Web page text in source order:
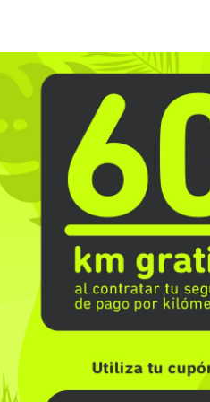
(55) 84-21-05-00ó800-953-00-59